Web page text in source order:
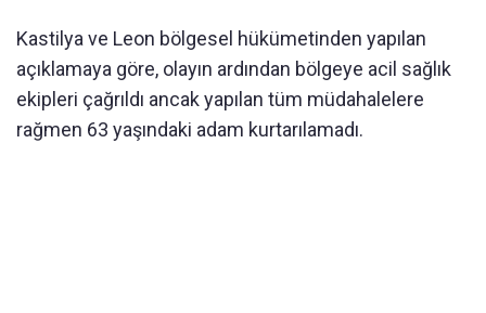
Kastilya ve Leon bölgesel hükümetinden yapılan
açıklamaya göre, olayın ardından bölgeye acil sağlık
ekipleri çağrıldı ancak yapılan tüm müdahalelere
rağmen 63 yaşındaki adam kurtarılamadı.